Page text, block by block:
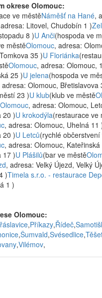
okrese Olomouc:
ve městěNáměšť na Hané,
Litovel, Chudobín 1 )
8 )U Anči(hospoda ve
městěOlomouc, adresa:
35 )U Floriánka
Olomouc, adresa: Olomouc,
25 )U jelena(hospoda ve
adresa: Olomouc, Břetislavova
23 )U klub(klub ve městě
Olomouc, adresa: Olomouc,
20 )U krokodýla(restaurace ve
, adresa: Olomouc, Uhelná 11
20 )U Letců(rychlé
, adresa: Olomouc, Kateřinská
17 )U Plášilů(bar ve městě
, adresa: Velký Újezd, Velký
)Timela s.r.o. - restaurace
1 )
Olomouc:
,Příkazy,Řídeč,
,Šumvald,Svésedlice,
,Vilémov,